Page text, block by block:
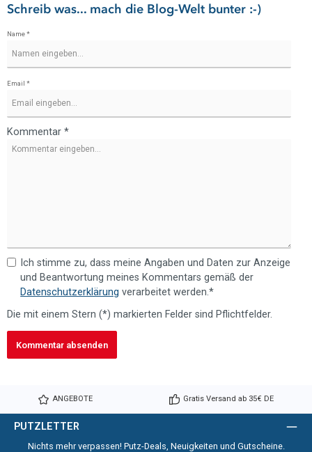
Schreib was... mach die Blog-Welt bunter :-)
Name *
Email *
Kommentar *
Ich stimme zu, dass meine Angaben und Daten zur Anzeige
und Beantwortung meines Kommentars gemäß der
Datenschutzerklärung verarbeitet werden.*
Die mit einem Stern (*) markierten Felder sind Pflichtfelder.
Kommentar absenden
ANGEBOTE Gratis Versand ab 35€ DE
PUTZLETTER
Nichts mehr verpassen! Putz-Deals, Neuigkeiten und Gutscheine.